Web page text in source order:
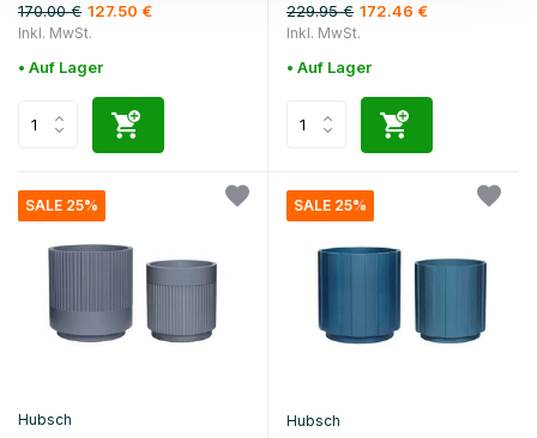
170.00 € 127.50 €
Inkl. MwSt.
• Auf Lager
229.95 € 172.46 €
Inkl. MwSt.
• Auf Lager
SALE 25%
Hubsch
SALE 25%
Hubsch